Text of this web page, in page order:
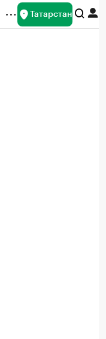
Татарстан